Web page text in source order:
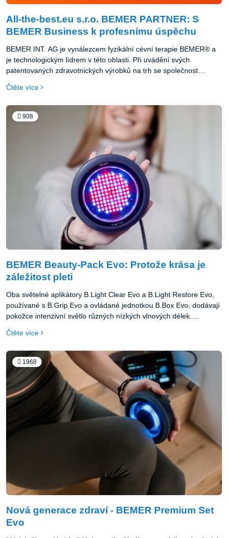
All-the-best.eu s.r.o. BEMER PARTNER: S
BEMER Business k profesnímu úspěchu
BEMER INT. AG je vynálezcem fyzikální cévní terapie BEMER® a
je technologickým lídrem v této oblasti. Při uvádění svých
patentovaných zdravotnických výrobků na trh se společnost
BEMER od počátku důsledně spoléhá na přímý prodej. Společnost
dosáhla v posledních letech silného tempa růstu a neustále hledá
Čtěte více
908
BEMER Beauty-Pack Evo: Protože krása je
záležitost pleti
Oba světelné aplikátory B.Light Clear Evo a B.Light Restore Evo,
používané s B.Grip Evo a ovládané jednotkou B.Box Evo, dodávají
pokožce intenzivní světlo různých nízkých vlnových délek.
to znít složitě, ale ve skutečnosti je to docela jednoduché.
Čtěte více
1968
Nová generace zdraví - BEMER Premium Set
Evo